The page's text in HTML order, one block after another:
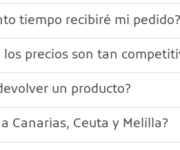
tiempo recibiré mi pedido?
los precios son tan
un producto?
Canarias, Ceuta y Melilla?